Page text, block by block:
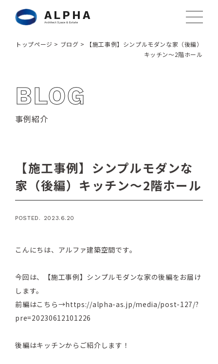
ALPHA
Architect Space & Estate
トップページ > ブログ >
【施工事例】シンプルモダンな家（後編）
キッチン〜2階ホール
BLOG
事例紹介
【施工事例】シンプルモダンな
家（後編）キッチン〜2階ホール
POSTED. 2023.6.20
こんにちは、アルファ建築空間です。
今回は、【施工事例】シンプルモダンな家の後編をお届け
します。
前編はこちら→https://alpha-as.jp/media/post-127/?
pre=20230612101226
後編はキッチンからご紹介します！